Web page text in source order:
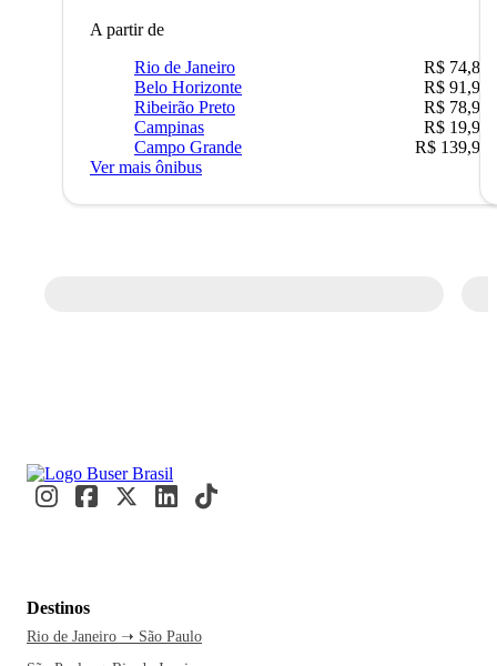
A partir de
Rio de Janeiro
R$ 74,80
Belo Horizonte
R$ 91,90
Ribeirão Preto
R$ 78,90
Campinas
R$ 19,90
Campo Grande
R$ 139,90
Ver mais ônibus
Destinos
Rio de Janeiro ➝ São Paulo